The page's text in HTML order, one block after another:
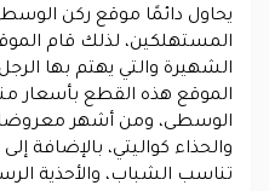
يحاول دائمًا موقع ركن
المستهلكين، لذلك قام الموقع
الشهيرة والتي يهتم بها
الموقع هذه القطع بأسعار
الوسطى، ومن أشهر
والحذاء كواليتي، بالإضافة إلى
تناسب الشباب، والأحذية